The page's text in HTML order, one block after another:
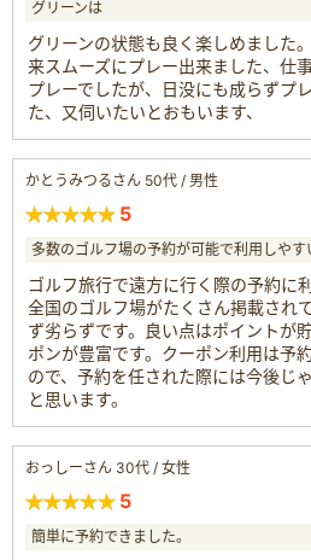
グリーンは
グリーンの状態も良く楽しめました
来スムーズにプレー出来ました、仕
プレーでしたが、日没にも成らずプ
た、又伺いたいとおもいます、
かとうみつるさん 50代 / 男性
5
多数のゴルフ場の予約が可能で利用しやす
ゴルフ旅行で遠方に行く際の予約に
全国のゴルフ場がたくさん掲載され
ず劣らずです。良い点はポイントが
ポンが豊富です。クーポン利用は予
ので、予約を任された際には今後じ
と思います。
おっしーさん 30代 / 女性
5
簡単に予約できました。